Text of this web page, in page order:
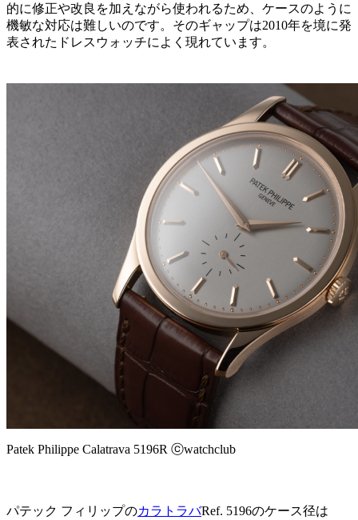
的に修正や改良を加えながら使われるため、ケースのように
機敏な対応は難しいのです。そのギャップは2010年を境に発
表されたドレスウォッチによく現れています。
Patek Philippe Calatrava 5196R ⓒwatchclub
パテック フィリップのカラトラバRef. 5196のケース径は